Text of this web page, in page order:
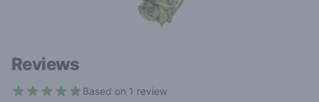
Reviews
Based on 1 review